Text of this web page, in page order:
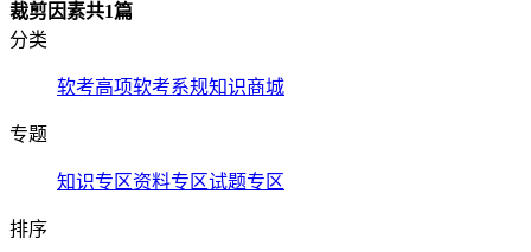
裁剪因素共1篇
分类
软考高项软考系规知识商城
专题
知识专区资料专区试题专区
排序